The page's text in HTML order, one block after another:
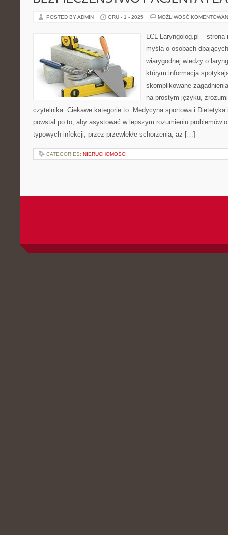
POSTED BY ADMIN GRU - 1 - 2025 MOŻLIWOŚĆ
LCL-Laryngolog.pl –
myślą o osobach
wiarygodnej wiedzy o
którym informacja
skomplikowane
na prostym języku,
czytelnika. Ciekawe kategorie to: Medycyna sportowa i Dietetyka
powstał po to, aby asystować w lepszym rozumieniu problemów
typowych infekcji, przez przewlekłe schorzenia, aż […]
CATEGORIES: NIERUCHOMOŚCI